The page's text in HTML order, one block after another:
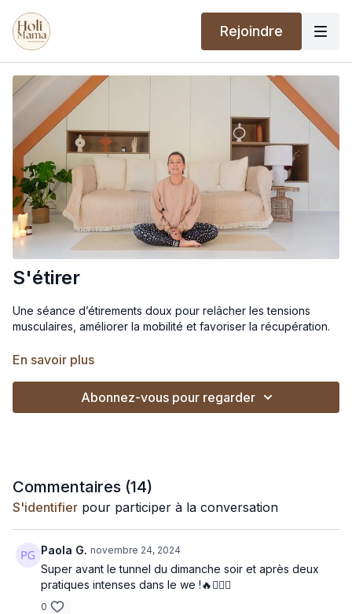
Rejoindre
S'étirer
Une séance d’étirements doux pour relâcher les tensions
musculaires, améliorer la mobilité et favoriser la récupération.
🎵 Si tu veux pratiquer en musique :
En savoir plus
Abonnez-vous pour regarder
Commentaires (14)
S'identifier pour participer à la conversation
Paola G. novembre 24, 2024
Super avant le tunnel du dimanche soir et après deux
pratiques intenses dans le we !🔥🧘🏼‍♀️
0